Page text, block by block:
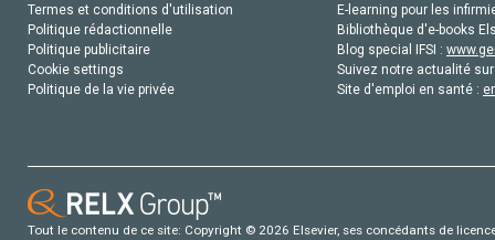
Termes et conditions d'utilisation
Politique rédactionnelle
Politique publicitaire
Cookie settings
Politique de la vie privée
E-learning pour les
Bibliothèque d'e-books
Blog special IFSI :
Suivez notre actualité
Site d'emploi en santé :
Tout le contenu de ce site: Copyright © 2026 Elsevier, ses concédants de